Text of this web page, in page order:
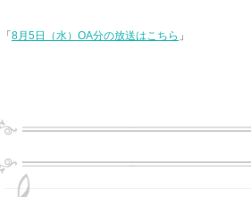
「 8月5日（水）OA分の放送はこちら 」